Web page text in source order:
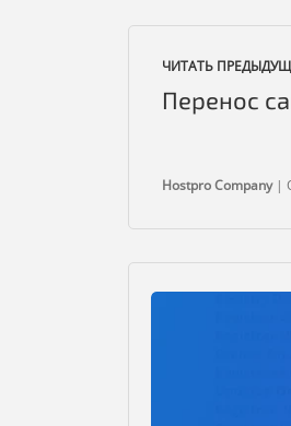
ЧИТАТЬ
Перенос
Hostpro Company|